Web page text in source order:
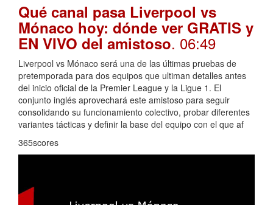
Qué canal pasa Liverpool vs
Mónaco hoy: dónde ver GRATIS y
EN VIVO del amistoso. 06:49
Liverpool vs Mónaco será una de las últimas pruebas de
pretemporada para dos equipos que ultiman detalles antes
del inicio oficial de la Premier League y la Ligue 1. El
conjunto inglés aprovechará este amistoso para seguir
consolidando su funcionamiento colectivo, probar diferentes
variantes tácticas y definir la base del equipo con el que af
365scores